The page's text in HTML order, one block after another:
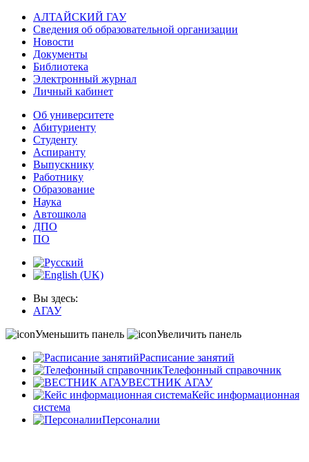
АЛТАЙСКИЙ ГАУ
Сведения об образовательной организации
Новости
Документы
Библиотека
Электронный журнал
Личный кабинет
Об университете
Абитуриенту
Студенту
Аспиранту
Выпускнику
Работнику
Образование
Наука
Автошкола
ДПО
ПО
Вы здесь:
АГАУ
Уменьшить панель
Увеличить панель
Расписание занятий
Телефонный справочник
ВЕСТНИК АГАУ
Кейс информационная
система
Персоналии